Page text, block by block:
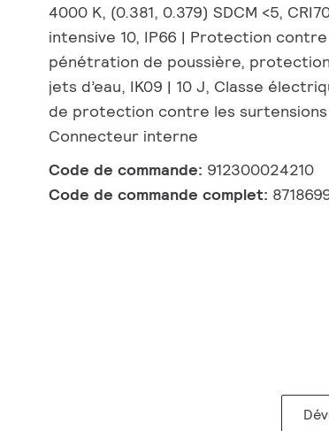
4000 K, (0.381, 0.379) SDCM <5,
intensive 10, IP66 | Protection contre
pénétration de poussière,
jets d’eau, IK09 | 10 J, Classe
de protection contre les
Connecteur interne
Code de commande: 912300024210
Code de commande complet: